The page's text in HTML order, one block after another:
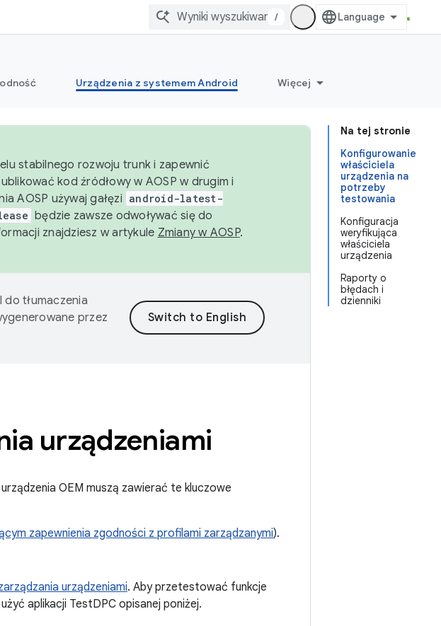
/
Urządzenia z systemem Android Więcej
Na tej stronie
Konfigurowanie
właściciela
urządzenia na
potrzeby
testowania
Konfiguracja
weryfikująca
właściciela
urządzenia
Raporty o
błędach i
dzienniki
stabilnego rozwoju trunk i zapewnić
kod źródłowy w AOSP w drugim i
AOSP używaj gałęzi android-latest-
będzie zawsze odwoływać się do
znajdziesz w artykule Zmiany w AOSP.
tłumaczenia
przez
urządzeniami
OEM muszą zawierać te kluczowe
zapewnienia zgodności z profilami zarządzanymi).
urządzeniami. Aby przetestować funkcje
aplikacji TestDPC opisanej poniżej.